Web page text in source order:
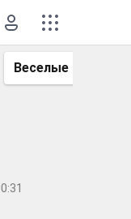
Веселые